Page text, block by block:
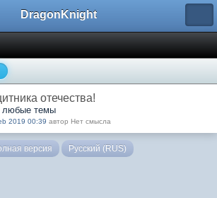
DragonKnight
отечества!
любые темы
2019 00:39 автор Нет смысла
версия Русский (RUS)